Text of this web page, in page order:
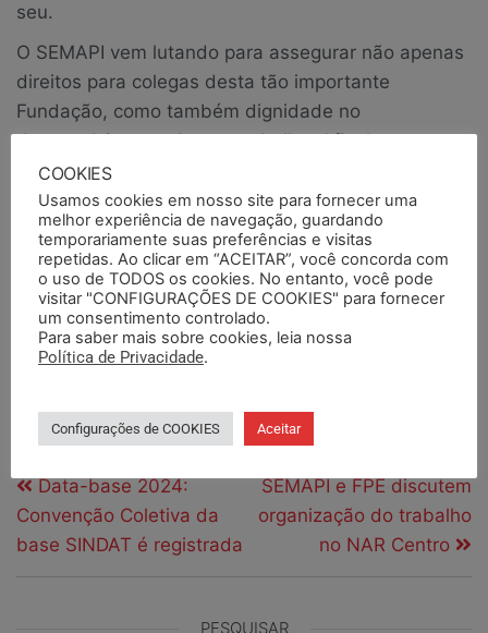
seu.
O SEMAPI vem lutando para assegurar não apenas
direitos para colegas desta tão importante
Fundação, como também dignidade no
desenvolvimento de seu trabalho. Afinal, uma
sociedade sem cultura forma apenas um povo
manipulável, sem senso crítico – e isso não
podemos tolerar. Seguimos, pela luta de quem
acredita e ama a cultura!
Publicado em Notícias Notícias em Destaque
Palavra da
Diretoria
Tags artigo cultura FTSP
Data-base 2024:
Convenção Coletiva da
base SINDAT é registrada
SEMAPI e FPE discutem
organização do trabalho
no NAR Centro
PESQUISAR
COOKIES
Usamos cookies em nosso site para fornecer uma
melhor experiência de navegação, guardando
temporariamente suas preferências e visitas
repetidas. Ao clicar em “ACEITAR”, você concorda com
o uso de TODOS os cookies. No entanto, você pode
visitar "CONFIGURAÇÕES DE COOKIES" para fornecer
um consentimento controlado.
Para saber mais sobre cookies, leia nossa
Política de Privacidade.
Configurações de COOKIES Aceitar